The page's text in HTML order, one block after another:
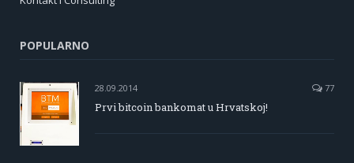
POPULARNO
28.09.2014 77
Prvi bitcoin bankomat u Hrvatskoj!